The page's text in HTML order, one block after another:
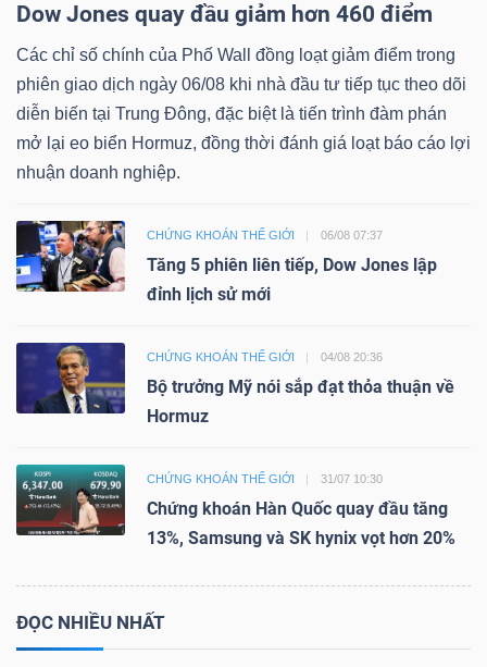
Dow Jones quay đầu giảm hơn 460 điểm
Các chỉ số chính của Phố Wall đồng loạt giảm điểm trong
phiên giao dịch ngày 06/08 khi nhà đầu tư tiếp tục theo dõi
diễn biến tại Trung Đông, đặc biệt là tiến trình đàm phán
mở lại eo biển Hormuz, đồng thời đánh giá loạt báo cáo lợi
nhuận doanh nghiệp.
CHỨNG KHOÁN THẾ GIỚI 06/08 07:37
Tăng 5 phiên liên tiếp, Dow Jones lập
đỉnh lịch sử mới
CHỨNG KHOÁN THẾ GIỚI 04/08 20:36
Bộ trưởng Mỹ nói sắp đạt thỏa thuận về
Hormuz
CHỨNG KHOÁN THẾ GIỚI 31/07 10:30
Chứng khoán Hàn Quốc quay đầu tăng
13%, Samsung và SK hynix vọt hơn 20%
ĐỌC NHIỀU NHẤT